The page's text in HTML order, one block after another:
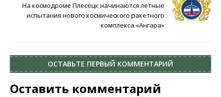
На космодроме Плесецк начинаются летные
испытания нового космического ракетного
комплекса «Ангара»
ОСТАВЬТЕ ПЕРВЫЙ КОММЕНТАРИЙ
Оставить комментарий